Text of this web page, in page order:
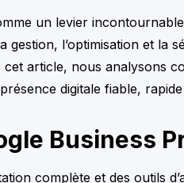
un levier
l’optimisation et
article, nous analysons
digitale fiable,
Business
complète et des outils